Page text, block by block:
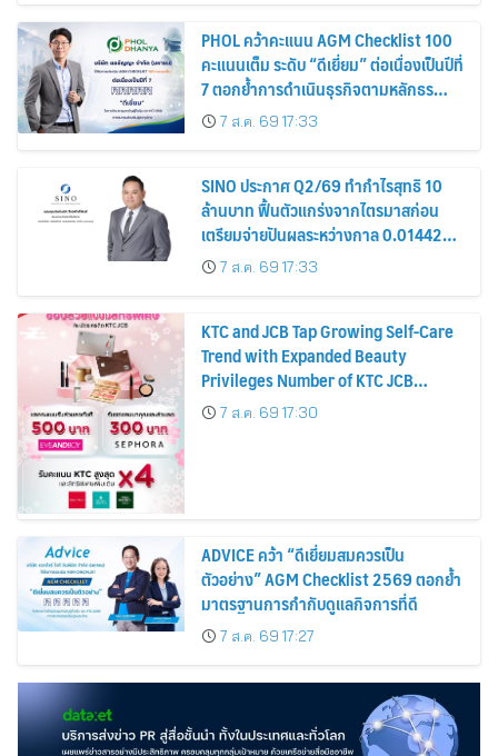
PHOL คว้าคะแนน AGM Checklist 100
คะแนนเต็ม ระดับ “ดีเยี่ยม” ต่อเนื่องเป็นปีที่
7 ตอกย้ำการดำเนินธุรกิจตามหลักธร
รมาภิบาล โปร่งใส สร้างความเชื่อมั่นผู้ถือ
หุ้น
7 ส.ค. 69 17:33
SINO ประกาศ Q2/69 ทำกำไรสุทธิ 10
ล้านบาท ฟื้นตัวแกร่งจากไตรมาสก่อน
เตรียมจ่ายปันผลระหว่างกาล 0.014423
บาทต่อหุ้น ครึ่งปีหลังมุ่งเติบโตต่อเนื่อง
7 ส.ค. 69 17:33
KTC and JCB Tap Growing Self-Care
Trend with Expanded Beauty
Privileges Number of KTC JCB
Cardmembers Spending on
Cosmetics Rises 26%
7 ส.ค. 69 17:30
ADVICE คว้า “ดีเยี่ยมสมควรเป็น
ตัวอย่าง” AGM Checklist 2569 ตอกย้ำ
มาตรฐานการกำกับดูแลกิจการที่ดี
7 ส.ค. 69 17:27